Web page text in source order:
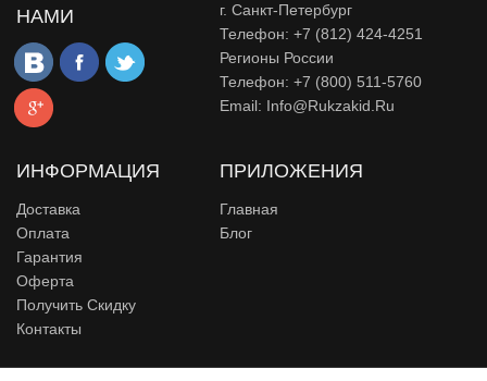
НАМИ
г. Санкт-Петербург
Телефон: +7 (812) 424-4251
Регионы России
Телефон: +7 (800) 511-5760
Email: Info@rukzakid.ru
ИНФОРМАЦИЯ
Доставка
Оплата
Гарантия
Оферта
Получить Скидку
Контакты
ПРИЛОЖЕНИЯ
Главная
Блог